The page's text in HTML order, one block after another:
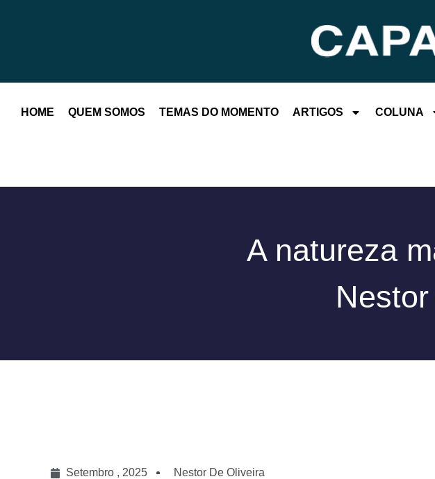
HOME QUEM SOMOS TEMAS DO MOMENTO ARTIGOS COLUNA
A natureza
Setembro , 2025 Nestor De Oliveira